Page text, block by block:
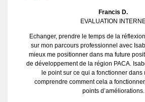
Francis D.
EVALUATION
Echanger, prendre le temps de la
sur mon parcours professionnel avec
mieux me positionner dans ma future
de développement de la région PACA.
le point sur ce qui a fonctionner dans
comprendre comment cela a
points d’améliorations.